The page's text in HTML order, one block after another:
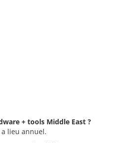
+ tools Middle East ?
lieu annuel.